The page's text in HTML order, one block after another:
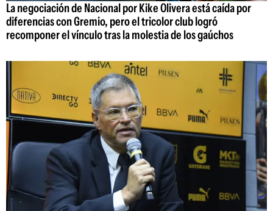
La negociación de Nacional por Kike Olivera está caída por
diferencias con Gremio, pero el tricolor club logró
recomponer el vínculo tras la molestia de los gaúchos